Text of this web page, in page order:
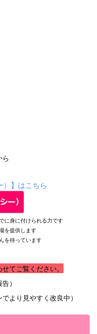
ら
）】はこちら
に身に付けられる力です
を提供します
を待っています
てご覧ください。
）
でより見やすく改良中）